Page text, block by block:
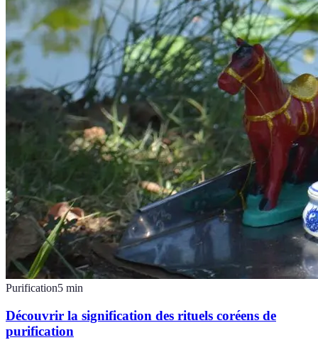
Purification5 min
Découvrir la signification des rituels coréens de
purification